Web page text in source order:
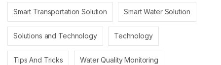
Smart Transportation Solution Smart Water Solution
Solutions and Technology Technology
Tips And Tricks Water Quality Monitoring